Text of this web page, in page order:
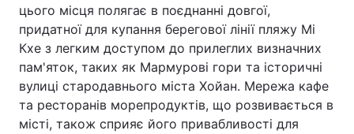
цього місця полягає в поєднанні довгої,
придатної для купання берегової лінії пляжу Мі
Кхе з легким доступом до прилеглих визначних
пам'яток, таких як Мармурові гори та історичні
вулиці стародавнього міста Хойан. Мережа кафе
та ресторанів морепродуктів, що розвивається в
місті, також сприяє його привабливості для